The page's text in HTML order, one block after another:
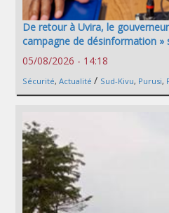
De retour à Uvira, le
campagne de désinformation »
05/08/2026 - 14:18
Sécurité, Actualité / Sud-Kivu, Purusi,